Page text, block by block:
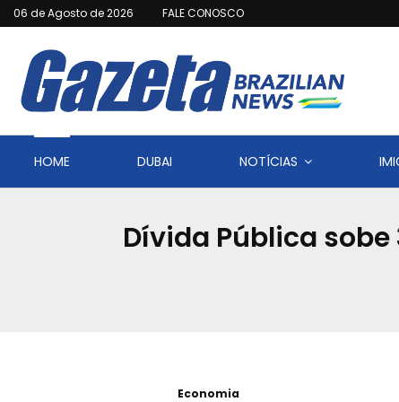
06 de Agosto de 2026 FALE CONOSCO
HOME DUBAI NOTÍCIAS
Dívida Pública
Economia